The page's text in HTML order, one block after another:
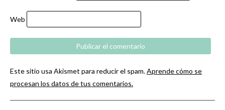
Web
Este sitio usa Akismet para reducir el spam.Aprende cómo se
procesan los datos de tus comentarios.